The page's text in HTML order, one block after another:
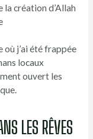
la création d’Allah
où j’ai été frappée
locaux
ouvert les
LES RÊVES